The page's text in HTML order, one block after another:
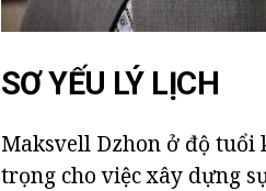
SƠ YẾU LÝ LỊCH
Maksvell Dzhon ở độ
trọng cho việc xây dựng